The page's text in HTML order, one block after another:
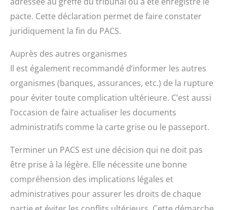
pacte. Cette déclaration permet de faire constater
juridiquement la fin du PACS.
Auprès des autres organismes
Il est également recommandé d’informer les autres
organismes (banques, assurances, etc.) de la rupture
pour éviter toute complication ultérieure. C’est aussi
l’occasion de faire actualiser les documents
administratifs comme la carte grise ou le passeport.
Terminer un PACS est une décision qui ne doit pas
être prise à la légère. Elle nécessite une bonne
compréhension des implications légales et
administratives pour assurer les droits de chaque